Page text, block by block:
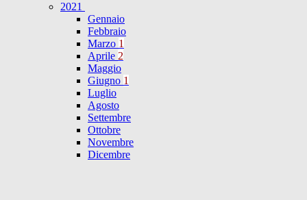
2021
Gennaio
Febbraio
Marzo 1
Aprile 2
Maggio
Giugno 1
Luglio
Agosto
Settembre
Ottobre
Novembre
Dicembre